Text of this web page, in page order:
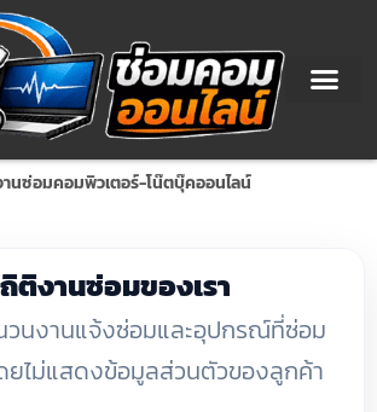
นซ่อมคอมพิวเตอร์-โน๊ตบุ๊คออนไลน์
ติงานซ่อมของเรา
วนงานแจ้งซ่อมและอุปกรณ์ที่ซ่อม
ยไม่แสดงข้อมูลส่วนตัวของลูกค้า